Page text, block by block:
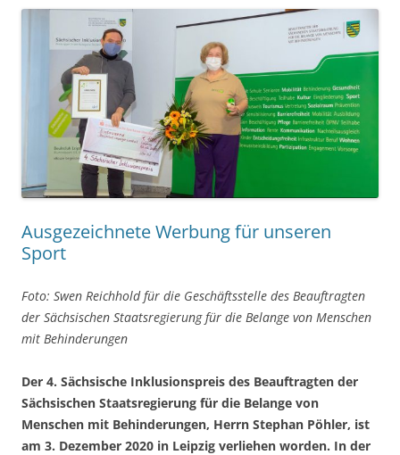
Ausgezeichnete Werbung für unseren
Sport
Foto: Swen Reichhold für die Geschäftsstelle des Beauftragten
der Sächsischen Staatsregierung für die Belange von Menschen
mit Behinderungen
Der 4. Sächsische Inklusionspreis des Beauftragten der
Sächsischen Staatsregierung für die Belange von
Menschen mit Behinderungen, Herrn Stephan Pöhler, ist
am 3. Dezember 2020 in Leipzig verliehen worden. In der